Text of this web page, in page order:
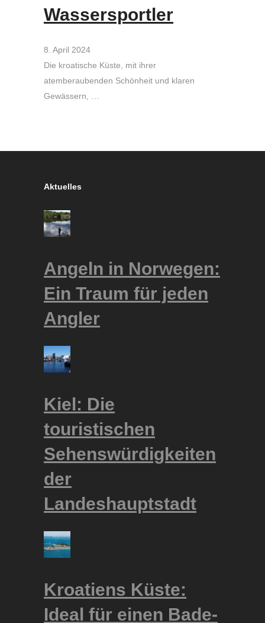
Wassersportler
8. April 2024
Die kroatische Küste, mit ihrer
atemberaubenden Schönheit und klaren
Gewässern, …
Aktuelles
Angeln in Norwegen:
Ein Traum für jeden
Angler
Kiel: Die
touristischen
Sehenswürdigkeiten
der
Landeshauptstadt
Kroatiens Küste:
Ideal für einen Bade-